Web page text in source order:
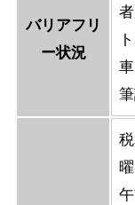
バリアフリ
ー状況